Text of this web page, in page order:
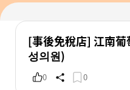
[事後免稅店] 江南
성의원)
0 0